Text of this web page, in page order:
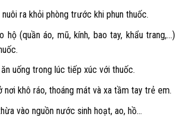
ra khỏi phòng trước khi phun thuốc.
hộ (quần áo, mũ, kính, bao tay, khẩu trang,...)
uống trong lúc tiếp xúc với thuốc.
nơi khô ráo, thoáng mát và xa tầm tay trẻ em.
vào nguồn nước sinh hoạt, ao, hồ...